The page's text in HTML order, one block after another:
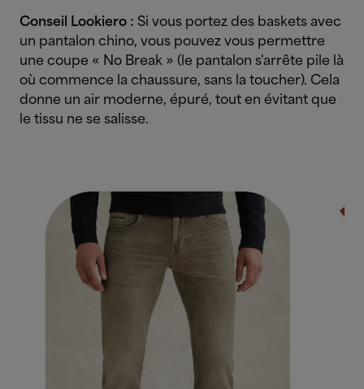
Conseil Lookiero : Si vous portez des baskets avec
un pantalon chino, vous pouvez vous permettre
une coupe « No Break » (le pantalon s'arrête pile là
où commence la chaussure, sans la toucher). Cela
donne un air moderne, épuré, tout en évitant que
le tissu ne se salisse.